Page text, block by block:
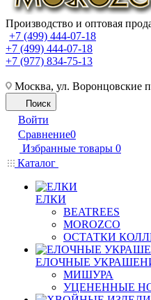
Производство и оптовая
+7 (499) 444-07-18
+7 (499) 444-07-18
+7 (977) 834-75-13
Москва, ул. Воронцовские
Поиск
Войти
Сравнение0
Избранные товары 0
Каталог
ЕЛКИ
BEATREES
MOROZCO
ОСТАТКИ
ЕЛОЧНЫЕ
МИШУРА
УЦЕНЕННЫЕ